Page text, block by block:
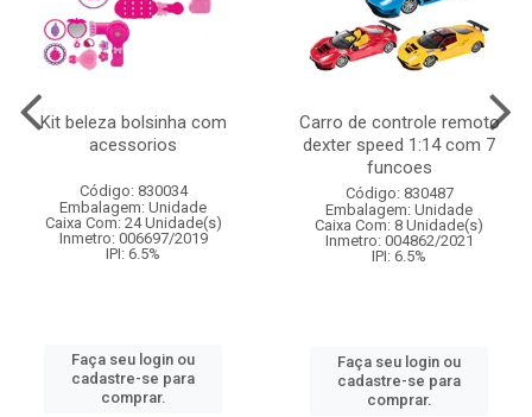
Kit beleza bolsinha com
acessorios
Código: 830034
Embalagem: Unidade
Caixa Com: 24 Unidade(s)
Inmetro: 006697/2019
IPI: 6.5%
Faça seu login ou
cadastre-se para
comprar.
Carro de controle remoto
dexter speed 1:14 com 7
funcoes
Código: 830487
Embalagem: Unidade
Caixa Com: 8 Unidade(s)
Inmetro: 004862/2021
IPI: 6.5%
Faça seu login ou
cadastre-se para
comprar.